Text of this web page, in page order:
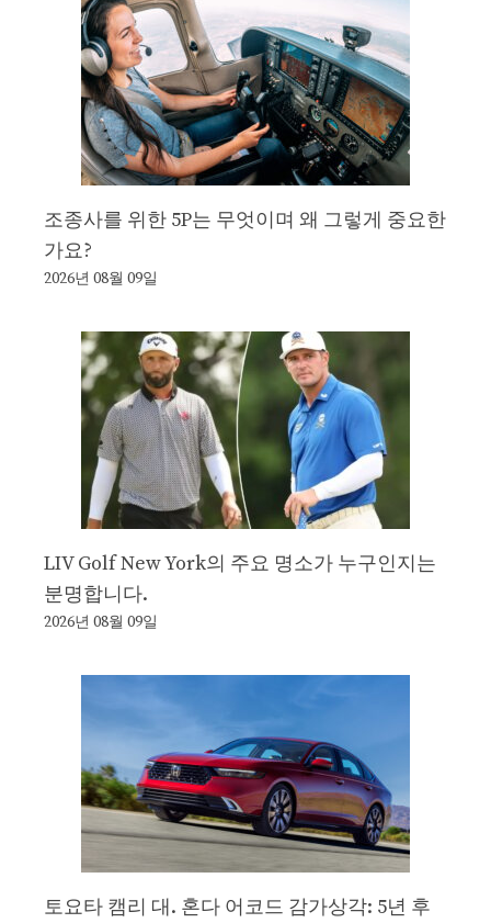
조종사를 위한 5P는 무엇이며 왜 그렇게 중요한
가요?
2026년 08월 09일
LIV Golf New York의 주요 명소가 누구인지는
분명합니다.
2026년 08월 09일
토요타 캠리 대. 혼다 어코드 감가상각: 5년 후